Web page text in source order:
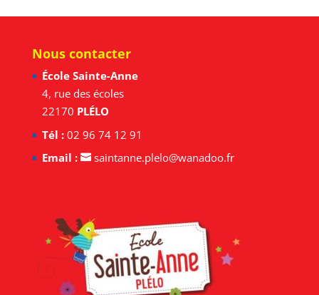
Nous contacter
École Sainte-Anne
4, rue des écoles
22170 PLÉLO
Tél :02 96 74 12 91
Email :
saintanne.plelo@wanadoo.fr